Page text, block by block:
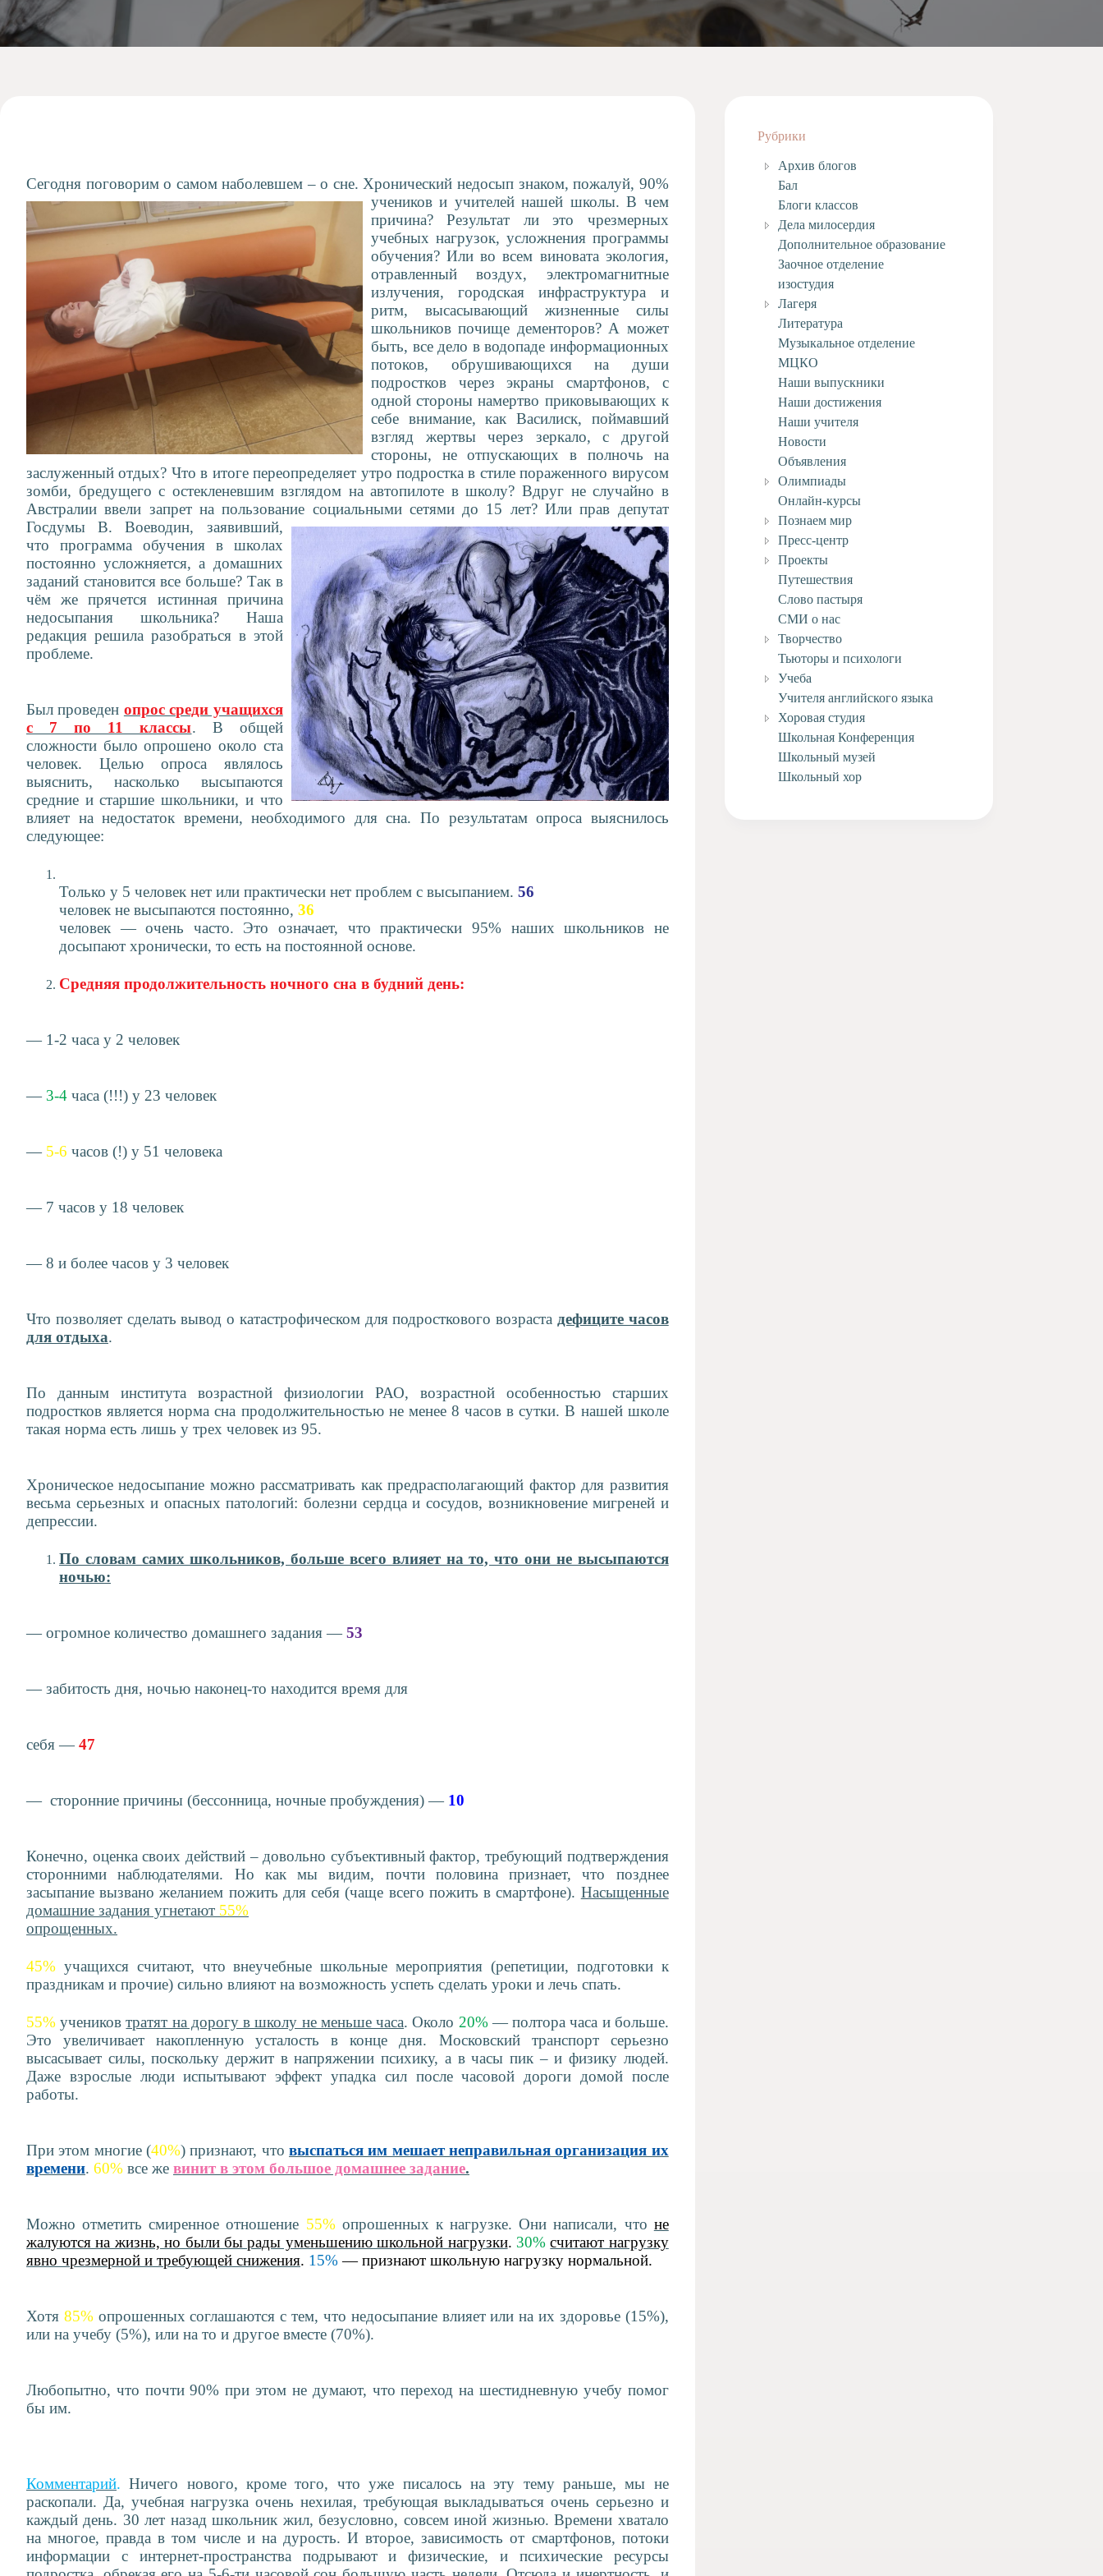
Проекты
Тьюторская
служба
Сегодня поговорим о самом наболевшем – о сне. Хронический недосып знаком, пожалуй, 90%
учеников и учителей нашей школы.В чем
причина? Результат ли это чрезмерных
учебных нагрузок, усложнения программы
обучения? Или во всем виновата экология,
отравленный воздух, электромагнитные
излучения, городская инфраструктура и
ритм, высасывающий жизненные силы
школьников почище дементоров? А может
быть, все дело в водопаде информационных
потоков, обрушивающихся на души
подростков через экраны смартфонов, с
одной стороны намертво приковывающих к
себе внимание, как Василиск, поймавший
взгляд жертвы через зеркало, с другой
стороны, не отпускающих в полночь на
заслуженный отдых? Что в итоге переопределяет утро подростка в стиле пораженного вирусом
зомби, бредущего с остекленевшим взглядом на автопилоте в школу? Вдруг не случайно в
Австралии ввели запрет на пользование социальными сетями до 15 лет? Или прав депутат
Госдумы В. Воеводин, заявивший,
что программа обучения в школах
постоянно усложняется, а домашних
заданий становится все больше? Так в
чём же прячется истинная причина
недосыпания школьника? Наша
редакция решила разобраться в этой
проблеме.
Был проведен опрос среди учащихся
с 7 по 11 классы. В общей
сложности было опрошено около ста
человек. Целью опроса являлось
выяснить, насколько высыпаются
средние и старшие школьники, и что
влияет на недостаток времени, необходимого для сна. По результатам опроса выяснилось
следующее:
Только у 5 человек нет или практически нет проблем с высыпанием. 56
человек не высыпаются постоянно, 36
человек — очень часто. Это означает, что практически 95% наших школьников не
досыпают хронически, то есть на постоянной основе.
Средняя продолжительность ночного сна в будний день:
— 1-2 часа у 2 человек
— 3-4 часа (!!!) у 23 человек
— 5-6 часов (!) у 51 человека
— 7 часов у 18 человек
— 8 и более часов у 3 человек
Что позволяет сделать вывод о катастрофическом для подросткового возраста дефиците часов
для отдыха.
По данным института возрастной физиологии РАО, возрастной особенностью старших
подростков является норма сна продолжительностью не менее 8 часов в сутки. В нашей школе
такая норма есть лишь у трех человек из 95.
Хроническое недосыпание можно рассматривать как предрасполагающий фактор для развития
весьма серьезных и опасных патологий: болезни сердца и сосудов, возникновение мигреней и
депрессии.
По словам самих школьников, больше всего влияет на то, что они не высыпаются
ночью:
— огромное количество домашнего задания —53
— забитость дня, ночью наконец-то находится время для
себя —47
— сторонние причины (бессонница, ночные пробуждения) — 10
Конечно, оценка своих действий – довольно субъективный фактор, требующий подтверждения
сторонними наблюдателями. Но как мы видим, почти половина признает, что позднее
засыпание вызвано желанием пожить для себя (чаще всего пожить в смартфоне). Насыщенные
домашние задания угнетают 55%
опрощенных.
45% учащихся считают, что внеучебные школьные мероприятия (репетиции, подготовки к
праздникам и прочие) сильно влияют на возможность успеть сделать уроки и лечь спать.
55% учениковтратят на дорогу в школу не меньше часа. Около 20%— полтора часа и больше.
Это увеличивает накопленную усталость в конце дня. Московский транспорт серьезно
высасывает силы, поскольку держит в напряжении психику, а в часы пик – и физику людей.
Даже взрослые люди испытывают эффект упадка сил после часовой дороги домой после
работы.
При этом многие (40%) признают, чтовыспаться им мешает неправильная организация их
времени. 60% все же винит в этом большое домашнее задание.
Можно отметить смиренное отношение 55%опрошенных к нагрузке. Они написали, что не
жалуются на жизнь, но были бы рады уменьшению школьной нагрузки. 30% считают нагрузку
явно чрезмерной и требующей снижения. 15%— признают школьную нагрузку нормальной.
Хотя 85%опрошенных соглашаются с тем, что недосыпание влияет или на их здоровье (15%),
или на учебу (5%), или на то и другое вместе (70%).
Любопытно, что почти 90% при этом не думают, что переход на шестидневную учебу помог
бы им.
Комментарий. Ничего нового, кроме того, что уже писалось на эту тему раньше, мы не
раскопали. Да, учебная нагрузка очень нехилая, требующая выкладываться очень серьезно и
каждый день. 30 лет назад школьник жил, безусловно, совсем иной жизнью. Времени хватало
на многое, правда в том числе и на дурость. И второе, зависимость от смартфонов, потоки
информации с интернет-пространства подрывают и физические, и психические ресурсы
Рубрики
Архив блогов
Бал
Блоги классов
Дела милосердия
Дополнительное образование
Заочное отделение
изостудия
Лагеря
Литература
Музыкальное отделение
МЦКО
Наши выпускники
Наши достижения
Наши учителя
Новости
Объявления
Олимпиады
Онлайн-курсы
Познаем мир
Пресс-центр
Проекты
Путешествия
Слово пастыря
СМИ о нас
Творчество
Тьюторы и психологи
Учеба
Учителя английского языка
Хоровая студия
Школьная Конференция
Школьный музей
Школьный хор